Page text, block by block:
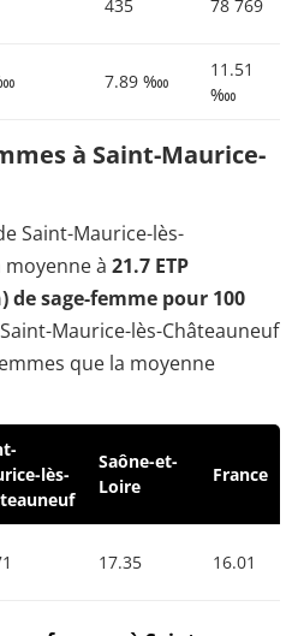
435 78 769
7.89 ‱
11.51
‱
à Saint-Maurice-
Saint-Maurice-lès-
à 21.7 ETP
sage-femme pour 100
Maurice-lès-Châteauneuf
que la moyenne
lès-
Saône-et-
Loire
France
17.35 16.01